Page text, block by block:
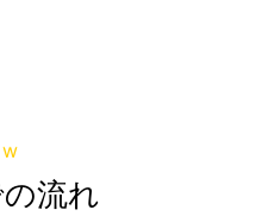
流れ